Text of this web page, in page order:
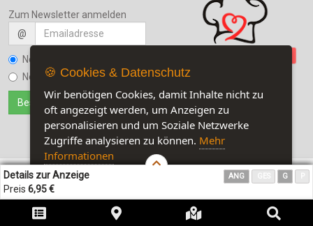
Details zur Anzeige ANG G
Preis 6,95 €
Zum Newsletter anmelden
@
Newsletter bestellen
Newsletter kündigen
🍪 Cookies & Datenschutz
Wir benötigen Cookies, damit Inhalte nicht zu
oft angezeigt werden, um Anzeigen zu
personalisieren und um Soziale Netzwerke
Zugriffe analysieren zu können. Mehr
Informationen
Customise Cookies